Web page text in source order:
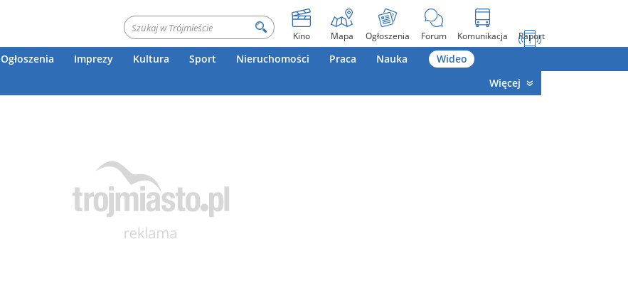
Kino Mapa Ogłoszenia Forum Komunikacja Raport
Ogłoszenia Imprezy Kultura Sport Nieruchomości Praca Nauka
Wideo
Więcej